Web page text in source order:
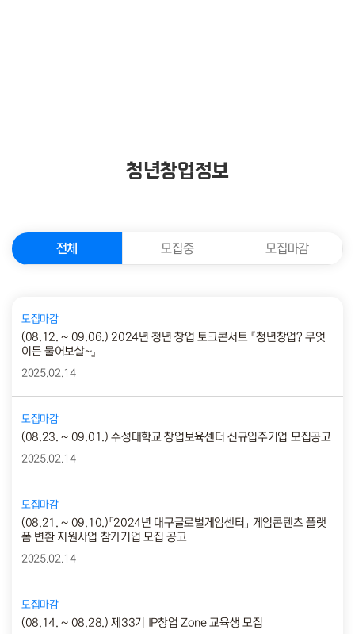
청년창업정보
전체 모집중 모집마감
모집마감
(08.12. ~ 09.06.) 2024년 청년 창업 토크콘서트 『청년창업? 무엇
이든 물어보살~』
2025.02.14
모집마감
(08.23. ~ 09.01.) 수성대학교 창업보육센터 신규입주기업 모집공고
2025.02.14
모집마감
(08.21. ~ 09.10.)「2024년 대구글로벌게임센터」 게임콘텐츠 플랫
폼 변환 지원사업 참가기업 모집 공고
2025.02.14
모집마감
(08.14. ~ 08.28.) 제33기 IP창업 Zone 교육생 모집